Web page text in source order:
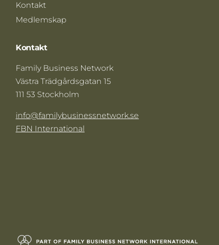
Kontakt
Medlemskap
Kontakt
Family Business Network
Västra Trädgårdsgatan 15
111 53 Stockholm
info@familybusinessnetwork.se
FBN International